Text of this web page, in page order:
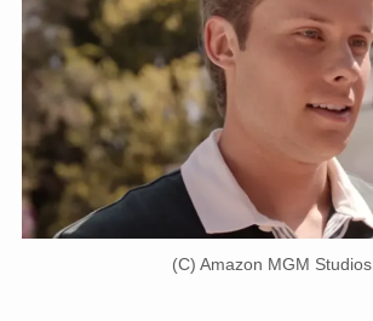
(C) Amazon MGM Studios